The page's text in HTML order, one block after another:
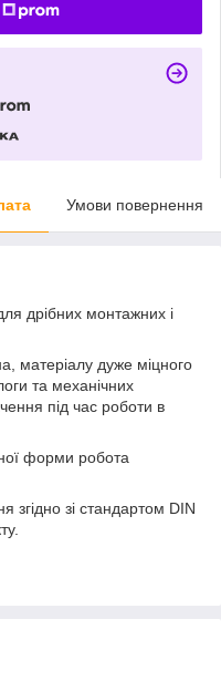
Умови повернення
дрібних монтажних і
матеріалу дуже міцного
та механічних
під час роботи в
форми робота
згідно зі стандартом DIN